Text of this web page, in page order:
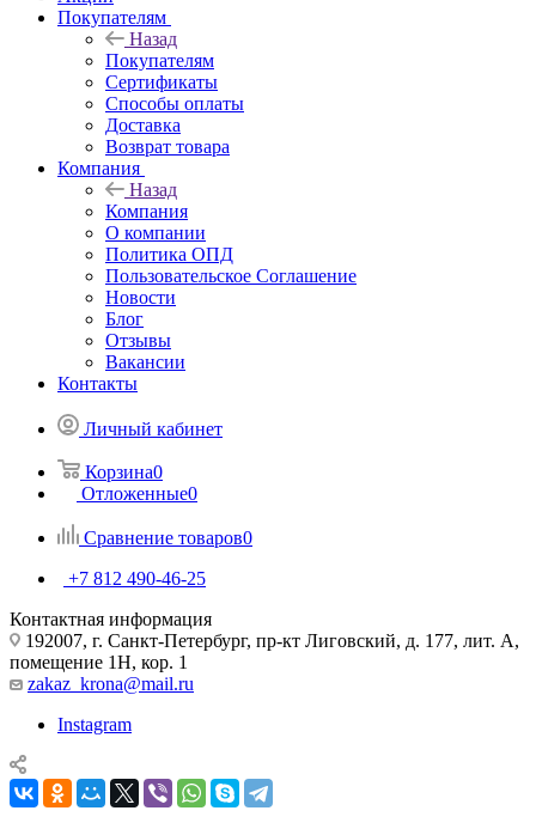
Покупателям
Назад
Покупателям
Сертификаты
Способы оплаты
Доставка
Возврат товара
Компания
Назад
Компания
О компании
Политика ОПД
Пользовательское Соглашение
Новости
Блог
Отзывы
Вакансии
Контакты
Личный кабинет
Корзина0
Отложенные0
Сравнение товаров0
+7 812 490-46-25
Контактная информация
192007, г. Санкт-Петербург, пр-кт Лиговский, д. 177, лит. А,
помещение 1Н, кор. 1
zakaz_krona@mail.ru
Instagram